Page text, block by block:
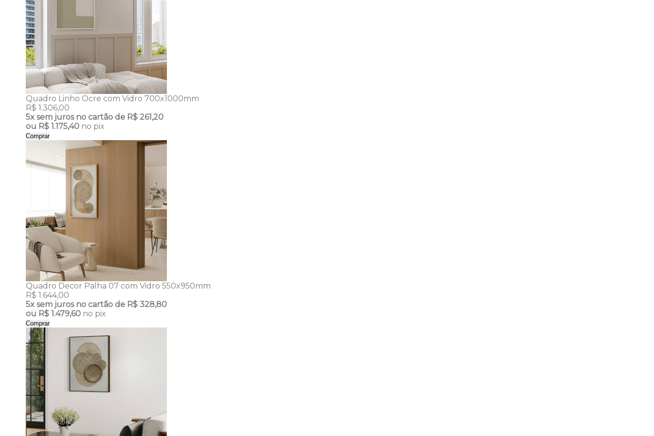
Quadro Linho Ocre com Vidro 700x1000mm
R$ 1.306,00
5x sem juros no cartão de R$ 261,20
ou R$ 1.175,40 no pix
Comprar
Quadro Decor Palha 07 com Vidro 550x950mm
R$ 1.644,00
5x sem juros no cartão de R$ 328,80
ou R$ 1.479,60 no pix
Comprar